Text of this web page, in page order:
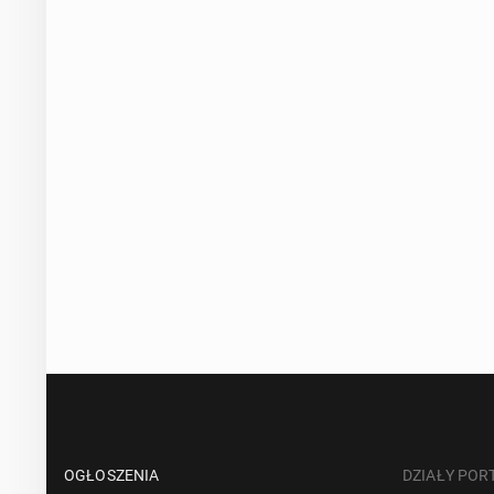
OGŁOSZENIA DZIAŁY